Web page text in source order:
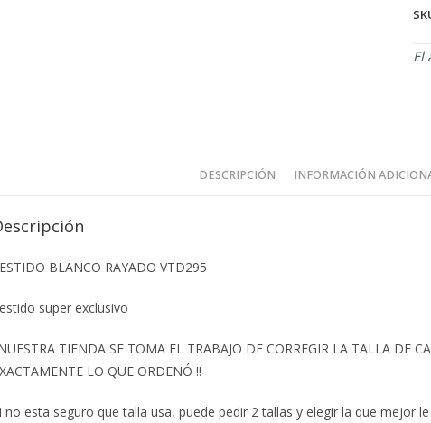
El
DESCRIPCIÓN INFORMACIÓN
BLANCO RAYADO VTD295
super exclusivo
TIENDA SE TOMA EL TRABAJO DE CORREGIR LA TALLA DE
LO QUE ORDENÓ ‼️
no esta seguro que talla usa, puede pedir 2 tallas y elegir la que mejor le